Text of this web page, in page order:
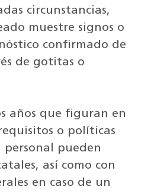
circunstancias,
muestre signos o
confirmado de
de gotitas o
años que figuran en
o políticas
pueden
así como con
en caso de un